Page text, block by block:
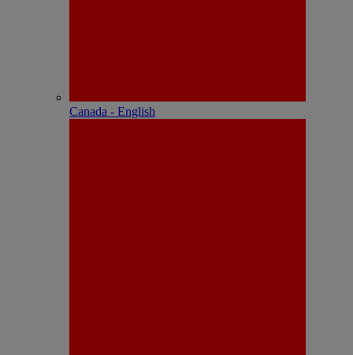
Canada - English